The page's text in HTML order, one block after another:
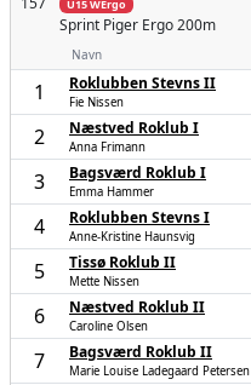
U15 WErgo
Sprint Piger Ergo 200m
Navn
1 Roklubben Stevns II
Fie Nissen
2 Næstved Roklub I
Anna Frimann
3 Bagsværd Roklub I
Emma Hammer
4 Roklubben Stevns I
Anne-Kristine Haunsvig
5 Tissø Roklub II
Mette Nissen
6 Næstved Roklub II
Caroline Olsen
7 Bagsværd Roklub II
Marie Louise Ladegaard Petersen